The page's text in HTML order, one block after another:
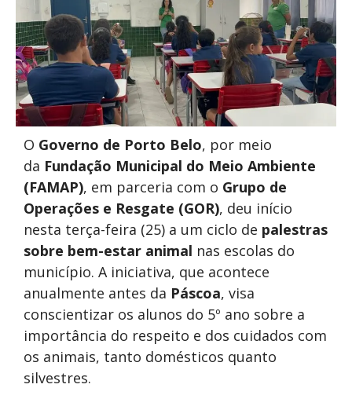
O Governo de Porto Belo, por meio
da Fundação Municipal do Meio Ambiente
(FAMAP), em parceria com o Grupo de
Operações e Resgate (GOR), deu início
nesta terça-feira (25) a um ciclo de palestras
sobre bem-estar animal nas escolas do
município. A iniciativa, que acontece
anualmente antes da Páscoa, visa
conscientizar os alunos do 5º ano sobre a
importância do respeito e dos cuidados com
os animais, tanto domésticos quanto
silvestres.